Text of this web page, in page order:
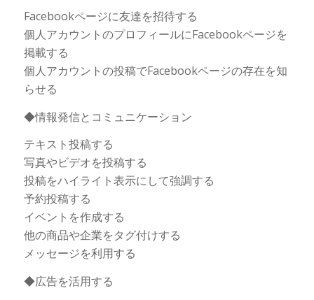
Facebookページに友達を招待する
個人アカウントのプロフィールにFacebookページを
掲載する
個人アカウントの投稿でFacebookページの存在を知
らせる
◆情報発信とコミュニケーション
テキスト投稿する
写真やビデオを投稿する
投稿をハイライト表示にして強調する
予約投稿する
イベントを作成する
他の商品や企業をタグ付けする
メッセージを利用する
◆広告を活用する